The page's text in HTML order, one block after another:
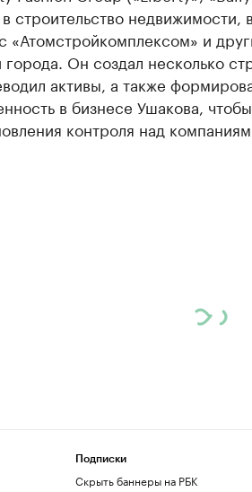
строительство недвижимости,
«Атомстройкомплексом» и
Он создал несколько
активы, а также
в бизнесе Ушакова, чтобы
контроля над
Подписки
Скрыть баннеры на РБК